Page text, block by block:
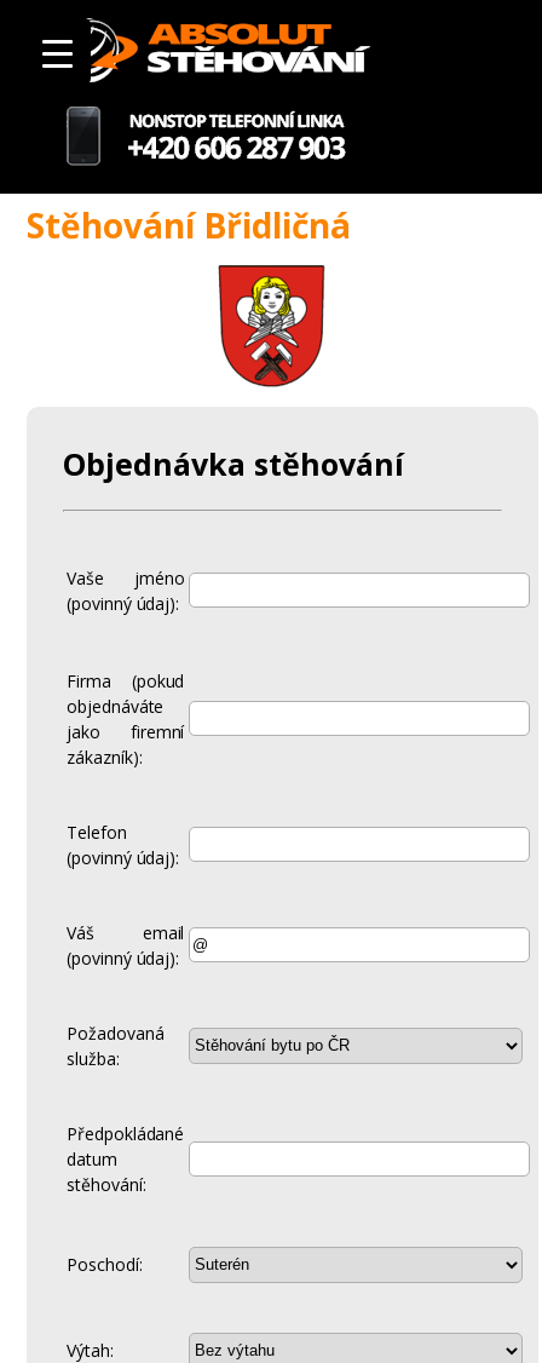
Stěhování Břidličná
Objednávka stěhování
Vaše jméno
(povinný údaj):
Firma (pokud
objednáváte
jako firemní
zákazník):
Telefon
(povinný údaj):
Váš email
(povinný údaj):
Požadovaná
služba:
Předpokládané
datum
stěhování:
Poschodí:
Výtah: